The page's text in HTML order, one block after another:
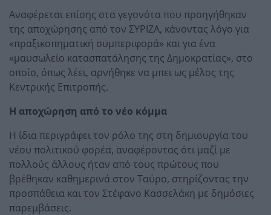
Αναφέρεται επίσης στα γεγονότα που προηγήθηκαν
της αποχώρησης από τον ΣΥΡΙΖΑ, κάνοντας λόγο για
«πραξικοπηματική συμπεριφορά» και για ένα
«μαυσωλείο κατασπατάλησης της Δημοκρατίας», στο
οποίο, όπως λέει, αρνήθηκε να μπει ως μέλος της
Κεντρικής Επιτροπής.
Η αποχώρηση από το νέο κόμμα
Η ίδια περιγράφει τον ρόλο της στη δημιουργία του
νέου πολιτικού φορέα, αναφέροντας ότι μαζί με
πολλούς άλλους ήταν από τους πρώτους που
βρέθηκαν καθημερινά στον Ταύρο, στηρίζοντας την
προσπάθεια και τον Στέφανο Κασσελάκη με δημόσιες
παρεμβάσεις.